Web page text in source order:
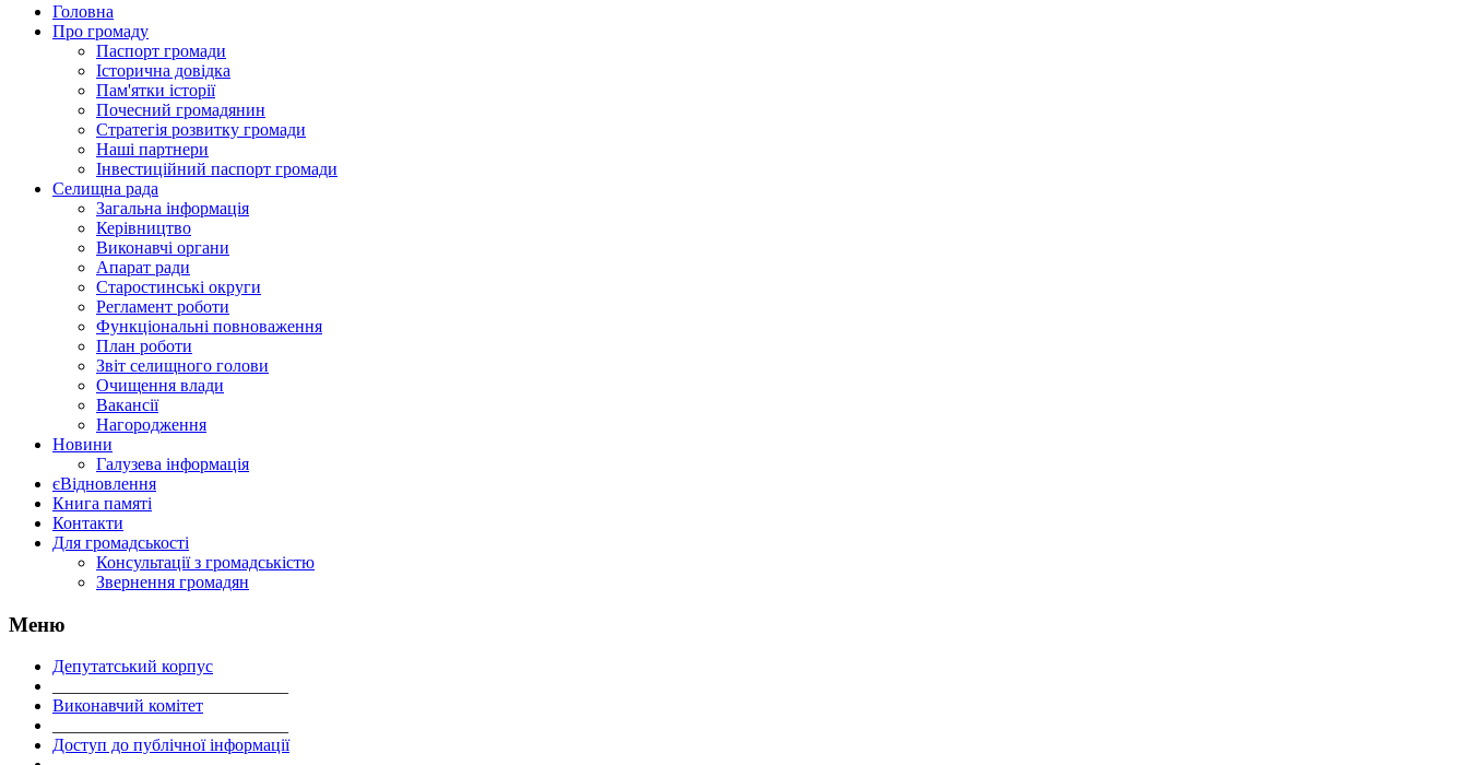
Головна
Про громаду
Паспорт громади
Історична довідка
Пам'ятки історії
Почесний громадянин
Стратегія розвитку громади
Наші партнери
Інвестиційний паспорт громади
Селищна рада
Загальна інформація
Керівництво
Виконавчі органи
Апарат ради
Старостинські округи
Регламент роботи
Функціональні повноваження
План роботи
Звіт селищного голови
Очищення влади
Вакансії
Нагородження
Новини
Галузева інформація
єВідновлення
Книга памяті
Контакти
Для громадськості
Консультації з громадськістю
Звернення громадян
Меню
Депутатський корпус
Виконавчий комітет
Доступ до публічної інформації